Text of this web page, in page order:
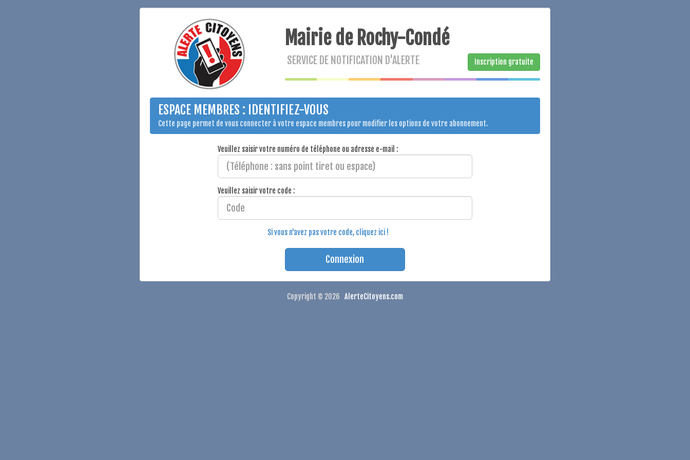
Mairie de Rochy-Condé
SERVICE DE NOTIFICATION D'ALERTE Inscription gratuite
ESPACE MEMBRES : IDENTIFIEZ-VOUS
Cette page permet de vous connecter à votre espace membres pour modifier les options de votre abonnement.
Veuillez saisir votre numéro de téléphone ou adresse e-mail :
Veuillez saisir votre code :
Si vous n'avez pas votre code, cliquez ici !
Copyright © 2026 AlerteCitoyens.com